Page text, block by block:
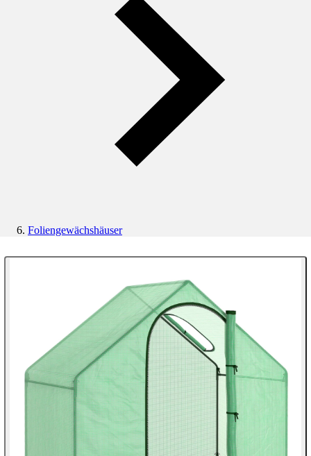
Foliengewächshäuser